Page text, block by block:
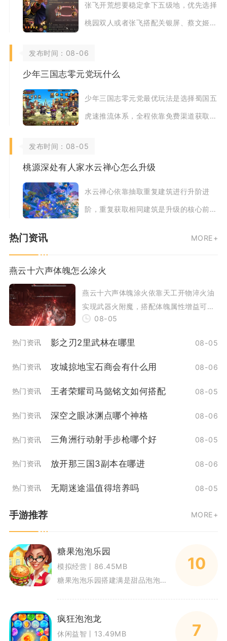
张飞开荒想要稳定拿下五级地，优先选择
桃园双人或者张飞搭配关银屏、蔡文姬组
等级兵力三个
发布时间：08-06
少年三国志零元党玩什么
少年三国志零元党最优玩法是选择蜀国五
虎速推流体系，全程依靠免费渠道获取武
推图、日常副
发布时间：08-05
桃源深处有人家水云禅心怎么升级
水云禅心依靠抽取重复建筑进行升阶进
阶，重复获取相同建筑是升级的核心前
热门资讯 MORE+
燕云十六声体魄怎么涂火
燕云十六声体魄涂火依靠天工开物淬火油
实现武器火附魔，搭配体魄属性增益可以
最大化灼烧伤害与持续输出能力。想要稳
08-05
热门资讯 影之刃2里武林在哪里 08-05
热门资讯 攻城掠地宝石商会有什么用 08-06
热门资讯 王者荣耀司马懿铭文如何搭配 08-05
热门资讯 深空之眼冰渊点哪个神格 08-06
热门资讯 三角洲行动射手步枪哪个好 08-05
热门资讯 放开那三国3副本在哪进 08-06
热门资讯 无期迷途温值得培养吗 08-05
手游推荐 MORE+
糖果泡泡乐园
模拟经营丨86.45MB
糖果泡泡乐园搭建满是甜品泡泡的休闲闯关世界，融合泡泡射击消除与乐园经营养成双重玩法，适配碎片化休闲游玩场景。玩家拖动屏幕
10
疯狂泡泡龙
休闲益智丨13.49MB
7